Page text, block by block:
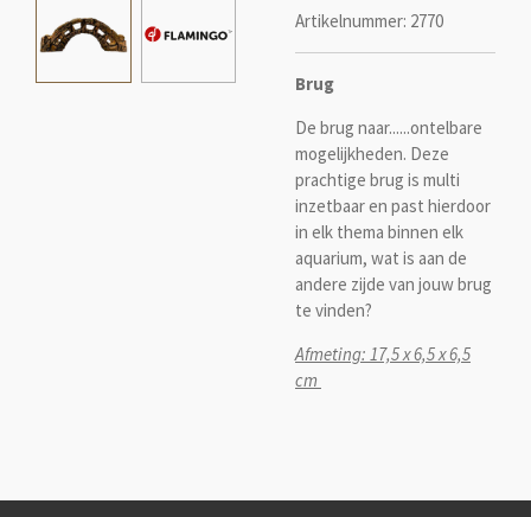
Artikelnummer: 2770
Brug
De brug naar......ontelbare
mogelijkheden. Deze
prachtige brug is multi
inzetbaar en past hierdoor
in elk thema binnen elk
aquarium, wat is aan de
andere zijde van jouw brug
te vinden?
Afmeting: 17,5 x 6,5 x 6,5
cm